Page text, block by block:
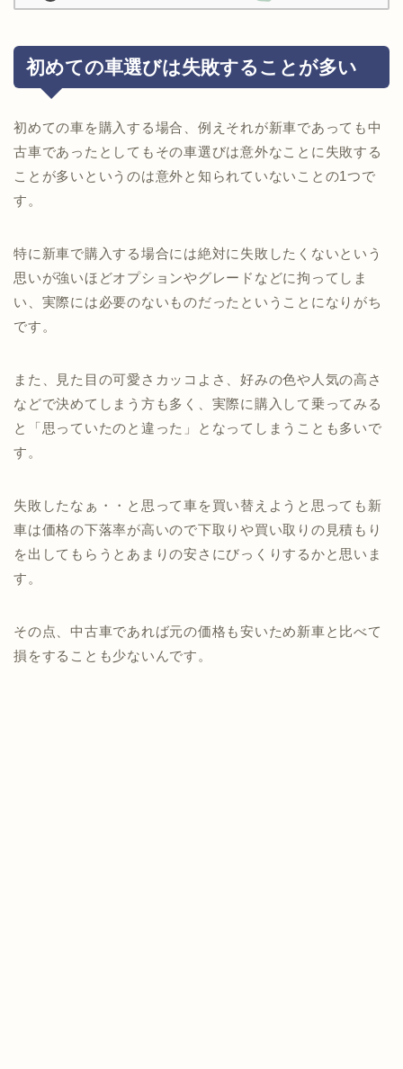
初めての車選びは失敗することが多い
初めての車を購入する場合、例えそれが新車であっても中
古車であったとしてもその車選びは意外なことに失敗する
ことが多いというのは意外と知られていないことの1つで
す。
特に新車で購入する場合には絶対に失敗したくないという
思いが強いほどオプションやグレードなどに拘ってしま
い、実際には必要のないものだったということになりがち
です。
また、見た目の可愛さカッコよさ、好みの色や人気の高さ
などで決めてしまう方も多く、実際に購入して乗ってみる
と「思っていたのと違った」となってしまうことも多いで
す。
失敗したなぁ・・と思って車を買い替えようと思っても新
車は価格の下落率が高いので下取りや買い取りの見積もり
を出してもらうとあまりの安さにびっくりするかと思いま
す。
その点、中古車であれば元の価格も安いため新車と比べて
損をすることも少ないんです。